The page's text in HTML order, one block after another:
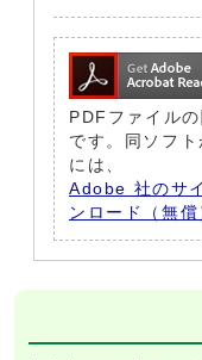
PDFファイル
です。同ソフ
には、
Adobe 社のサ
ンロード（無償